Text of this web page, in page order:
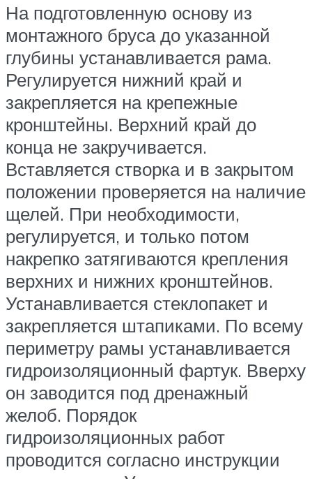
На подготовленную основу из
монтажного бруса до указанной
глубины устанавливается рама.
Регулируется нижний край и
закрепляется на крепежные
кронштейны. Верхний край до
конца не закручивается.
Вставляется створка и в закрытом
положении проверяется на наличие
щелей. При необходимости,
регулируется, и только потом
накрепко затягиваются крепления
верхних и нижних кронштейнов.
Устанавливается стеклопакет и
закрепляется штапиками. По всему
периметру рамы устанавливается
гидроизоляционный фартук. Вверху
он заводится под дренажный
желоб. Порядок
гидроизоляционных работ
проводится согласно инструкции